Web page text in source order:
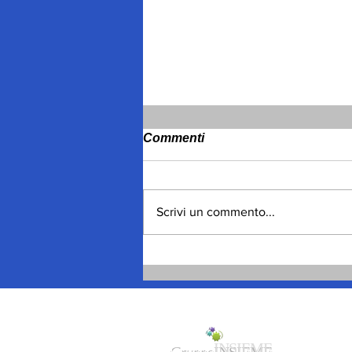
ingressi, poi le uscite
volontarie
Commenti
Scrivi un commento...
GruppoINSIEME